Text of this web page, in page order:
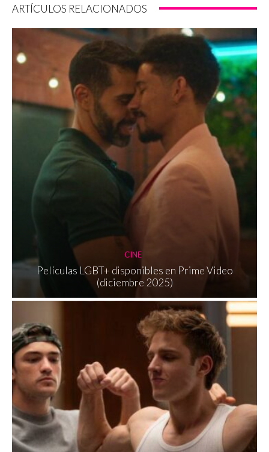
ARTÍCULOS RELACIONADOS
CINE
Películas LGBT+ disponibles en Prime Video
(diciembre 2025)